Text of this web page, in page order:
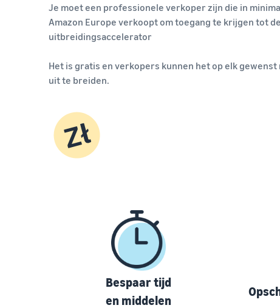
Je moet een professionele verkoper zijn die in
Amazon Europe verkoopt om toegang te krijgen tot
uitbreidingsaccelerator
Het is gratis en verkopers kunnen het op elk
uit te breiden.
Bespaar tijd
en middelen